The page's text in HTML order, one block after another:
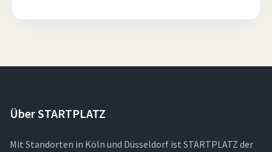
Über STARTPLATZ
Mit Standorten in Köln und Düsseldorf ist STARTPLATZ der